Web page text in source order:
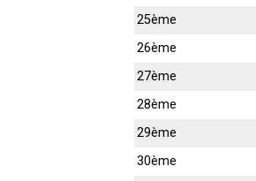
25ème
26ème
27ème
28ème
29ème
30ème